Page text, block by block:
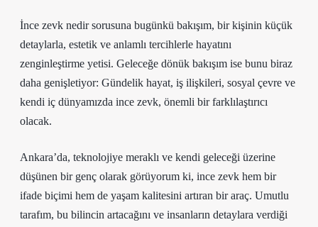
İnce zevk nedir sorusuna bugünkü bakışım, bir kişinin küçük
detaylarla, estetik ve anlamlı tercihlerle hayatını
zenginleştirme yetisi. Geleceğe dönük bakışım ise bunu biraz
daha genişletiyor: Gündelik hayat, iş ilişkileri, sosyal çevre ve
kendi iç dünyamızda ince zevk, önemli bir farklılaştırıcı
olacak.
Ankara’da, teknolojiye meraklı ve kendi geleceği üzerine
düşünen bir genç olarak görüyorum ki, ince zevk hem bir
ifade biçimi hem de yaşam kalitesini artıran bir araç. Umutlu
tarafım, bu bilincin artacağını ve insanların detaylara verdiği